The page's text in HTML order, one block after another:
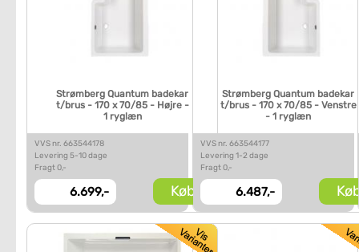
Strømberg Quantum badekar
t/brus - 170 x 70/85 - Højre -
1 ryglæn
VVS nr. 663544178
Levering 5-10 dage
Fragt 0,-
6.699,- Køb
Strømberg Quantum badekar
t/brus - 170 x 70/85 - Venstre
- 1 ryglæn
VVS nr. 663544177
Levering 1-2 dage
Fragt 0,-
6.487,- Køb